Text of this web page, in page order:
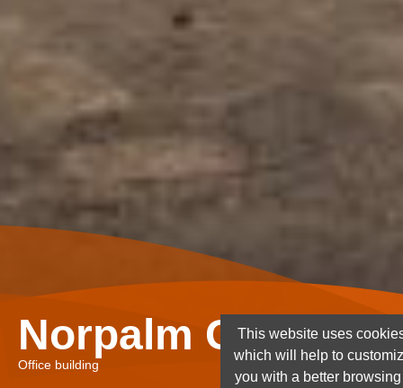
Norpalm Ghana
Office building
This website uses
which will help to
you with a better